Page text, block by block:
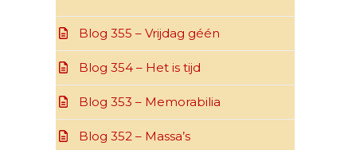
Blog 355 – Vrijdag géén
Blog 354 – Het is tijd
Blog 353 – Memorabilia
Blog 352 – Massa’s